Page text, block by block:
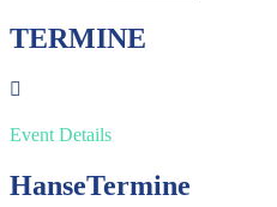
TERMINE
Event Details
HanseTermine